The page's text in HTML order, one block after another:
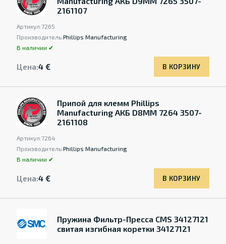
2161107
Артикул:7265
Производитель:Phillips Manufacturing
В наличии ✔
Цена:4 € В КОРЗИНУ
Припой для клемм Phillips
Manufacturing АКБ D8MM 7264 3507-
2161108
Артикул:7264
Производитель:Phillips Manufacturing
В наличии ✔
Цена:4 € В КОРЗИНУ
Пружина Фильтр-Пресса CMS 34127121
свитая изгибная коретки 34127121